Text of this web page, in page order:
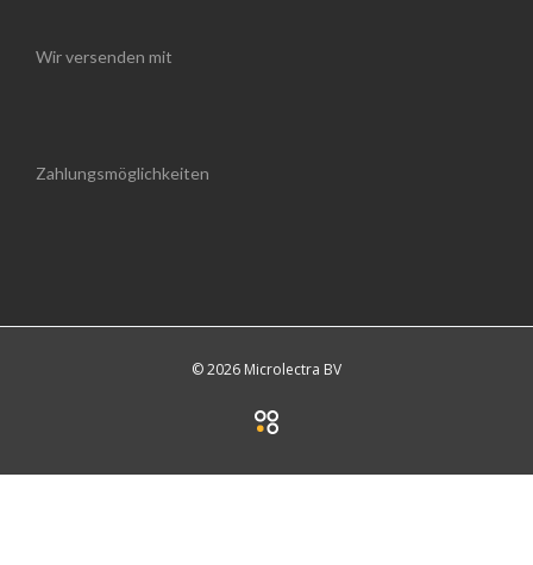
Wir versenden mit
Zahlungsmöglichkeiten
© 2026 Microlectra BV